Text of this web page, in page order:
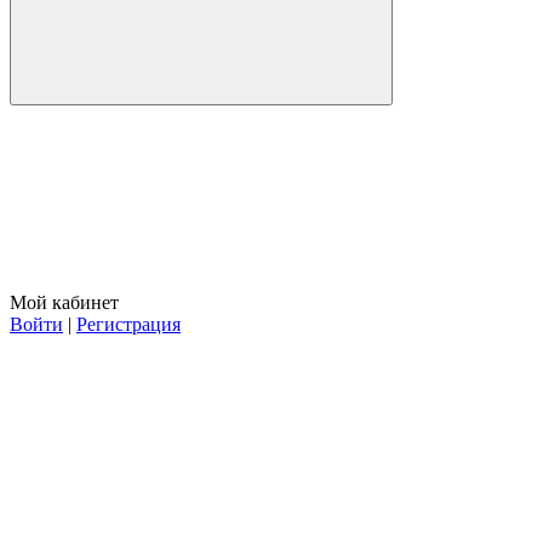
Мой кабинет
Войти | Регистрация